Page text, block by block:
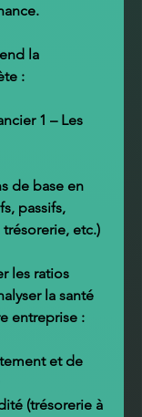
la
:
1 – Les
de base en
passifs,
etc.)
les ratios
la santé
entreprise :
et de
(trésorerie à